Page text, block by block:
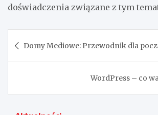
doświadczenia związane z tym
wpisu
Domy Mediowe: Przewodnik dla
WordPress – co